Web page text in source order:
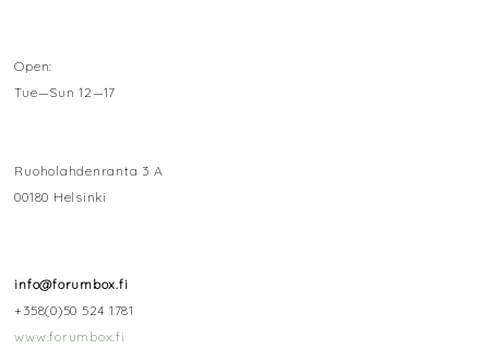
Open:
Tue—Sun 12—17
Ruoholahdenranta 3 A
00180 Helsinki
info@forumbox.fi
+358(0)50 524 1781
www.forumbox.fi